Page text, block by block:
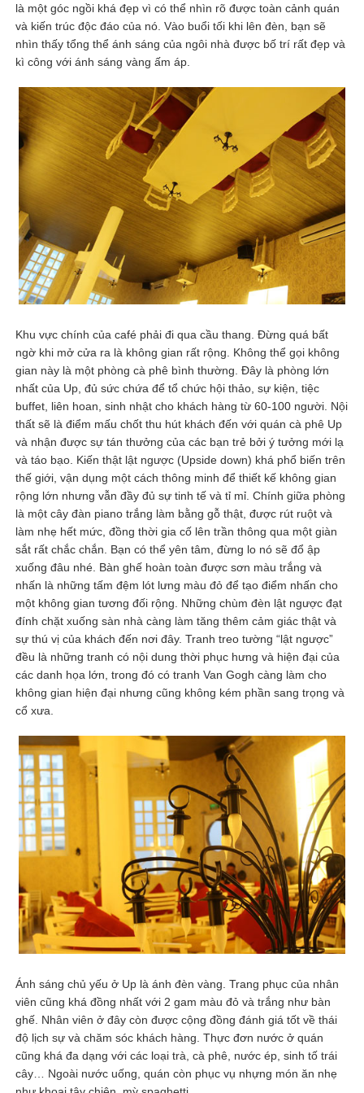
là một góc ngồi khá đẹp vì có thể nhìn rõ được toàn cảnh quán
và kiến trúc độc đáo của nó. Vào buổi tối khi lên đèn, bạn sẽ
nhìn thấy tổng thể ánh sáng của ngôi nhà được bố trí rất đẹp và
kì công với ánh sáng vàng ấm áp.
Khu vực chính của café phải đi qua cầu thang. Đừng quá bất
ngờ khi mở cửa ra là không gian rất rộng. Không thể gọi không
gian này là một phòng cà phê bình thường. Đây là phòng lớn
nhất của Up, đủ sức chứa để tổ chức hội thảo, sự kiện, tiệc
buffet, liên hoan, sinh nhật cho khách hàng từ 60-100 người. Nội
thất sẽ là điểm mấu chốt thu hút khách đến với quán cà phê Up
và nhận được sự tán thưởng của các bạn trẻ bởi ý tưởng mới lạ
và táo bạo. Kiến thật lật ngược (Upside down) khá phổ biến trên
thế giới, vận dụng một cách thông minh để thiết kế không gian
rộng lớn nhưng vẫn đầy đủ sự tinh tế và tỉ mỉ. Chính giữa phòng
là một cây đàn piano trắng làm bằng gỗ thật, được rút ruột và
làm nhẹ hết mức, đồng thời gia cố lên trần thông qua một giàn
sắt rất chắc chắn. Bạn có thể yên tâm, đừng lo nó sẽ đổ ập
xuống đâu nhé. Bàn ghế hoàn toàn được sơn màu trắng và
nhấn là những tấm đệm lót lưng màu đỏ để tạo điểm nhấn cho
một không gian tương đối rộng. Những chùm đèn lật ngược đạt
đính chặt xuống sàn nhà càng làm tăng thêm cảm giác thật và
sự thú vị của khách đến nơi đây. Tranh treo tường “lật ngược”
đều là những tranh có nội dung thời phục hưng và hiện đại của
các danh họa lớn, trong đó có tranh Van Gogh càng làm cho
không gian hiện đại nhưng cũng không kém phần sang trọng và
cổ xưa.
Ánh sáng chủ yếu ở Up là ánh đèn vàng. Trang phục của nhân
viên cũng khá đồng nhất với 2 gam màu đỏ và trắng như bàn
ghế. Nhân viên ở đây còn được cộng đồng đánh giá tốt về thái
độ lịch sự và chăm sóc khách hàng. Thực đơn nước ở quán
cũng khá đa dạng với các loại trà, cà phê, nước ép, sinh tố trái
cây… Ngoài nước uống, quán còn phục vụ nhựng món ăn nhẹ